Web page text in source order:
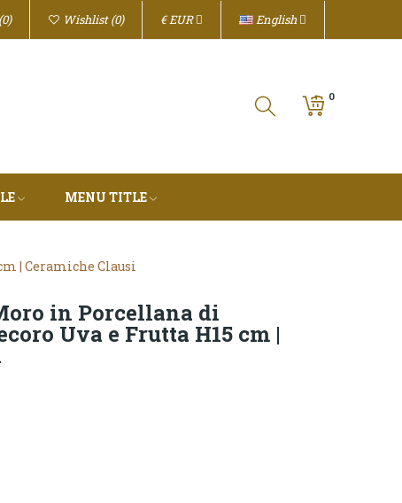
0 Wishlist 0 € EUR English
0
MENU TITLE
| Ceramiche Clausi
in Porcellana di
Uva e Frutta H15 cm |